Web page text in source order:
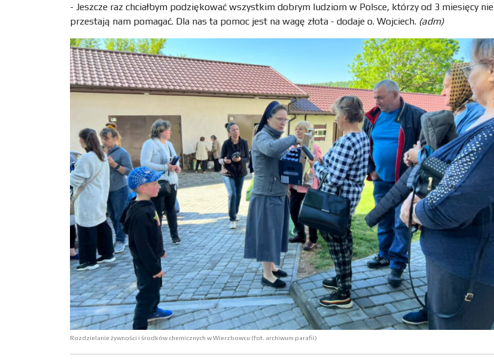
- Jeszcze raz chciałbym podziękować wszystkim dobrym ludziom w Polsce, którzy od 3 miesięcy nie
przestają nam pomagać. Dla nas ta pomoc jest na wagę złota - dodaje o. Wojciech. (adm)
Rozdzielanie żywności i środków chemicznych w Wierzbowcu (fot. archiwum parafii)